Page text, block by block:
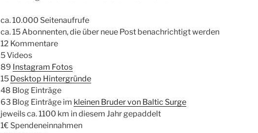
ca. 10.000 Seitenaufrufe
ca. 15 Abonnenten, die über neue Post benachrichtigt werden
12 Kommentare
5 Videos
89 Instagram Fotos
15 Desktop Hintergründe
48 Blog Einträge
63 Blog Einträge im kleinen Bruder von Baltic Surge
jeweils ca. 1100 km in diesem Jahr gepaddelt
1€ Spendeneinnahmen